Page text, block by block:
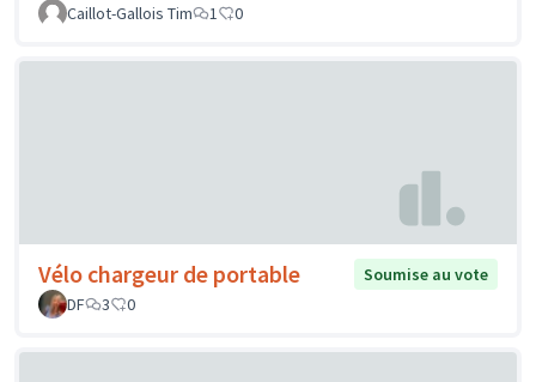
Caillot-Gallois Tim
1 0
Vélo chargeur de portable
Soumise au vote
DF
3 0